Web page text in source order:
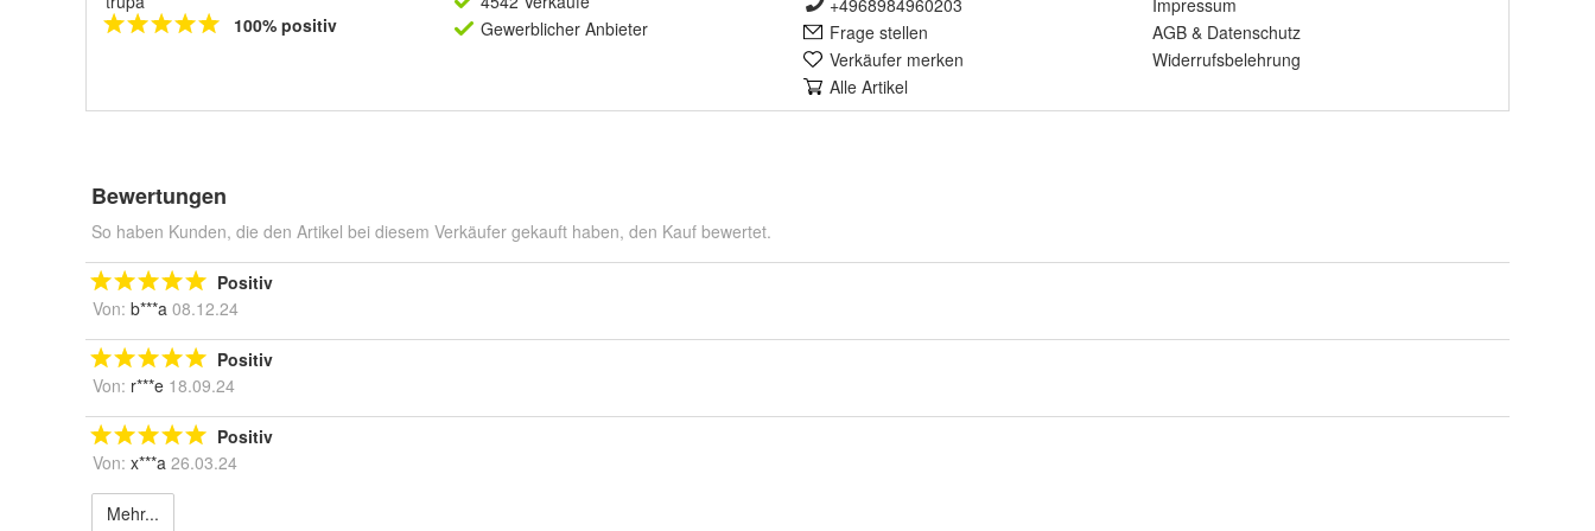
100% positiv
Gewerblicher Anbieter
+4968984960203
Frage stellen
Verkäufer merken
Alle Artikel
Impressum
AGB & Datenschutz
Widerrufsbelehrung
Bewertungen
So haben Kunden, die den Artikel bei diesem Verkäufer gekauft haben, den Kauf bewertet.
Positiv
Von: b***a 08.12.24
Positiv
Von: r***e 18.09.24
Positiv
Von: x***a 26.03.24
Mehr...